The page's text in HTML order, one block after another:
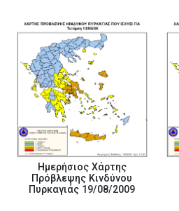
Ημερήσιος Χάρτης
Πρόβλεψης Κινδύνου
Πυρκαγιάς 19/08/2009